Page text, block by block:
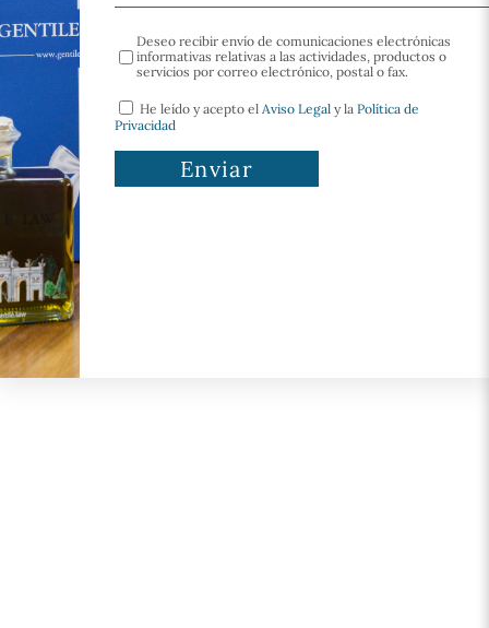
Deseo recibir envío de comunicaciones electrónicas
informativas relativas a las actividades, productos o
servicios por correo electrónico, postal o fax.
He leído y acepto el Aviso Legal y laPolítica de
Privacidad